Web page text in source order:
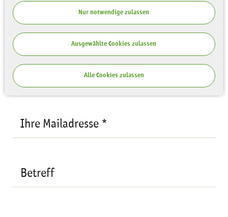
Nur notwendige zulassen
Ausgewählte Cookies zulassen
Alle Cookies zulassen
Empfänger:Dr. David Greve
Ihre Mailadresse *
Mailadresse
*
Betreff